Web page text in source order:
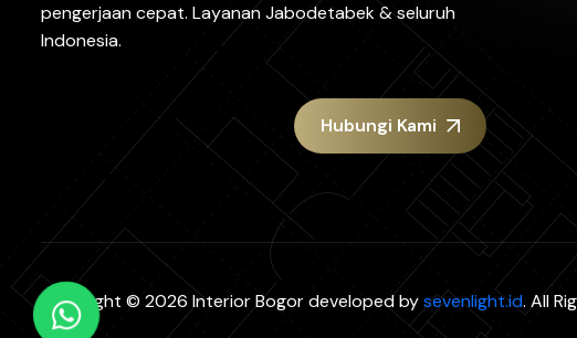
pengerjaan cepat. Layanan Jabodetabek & seluruh
Indonesia.
Hubungi Kami
Copyright © 2026 Interior Bogor developed bysevenlight.id. All